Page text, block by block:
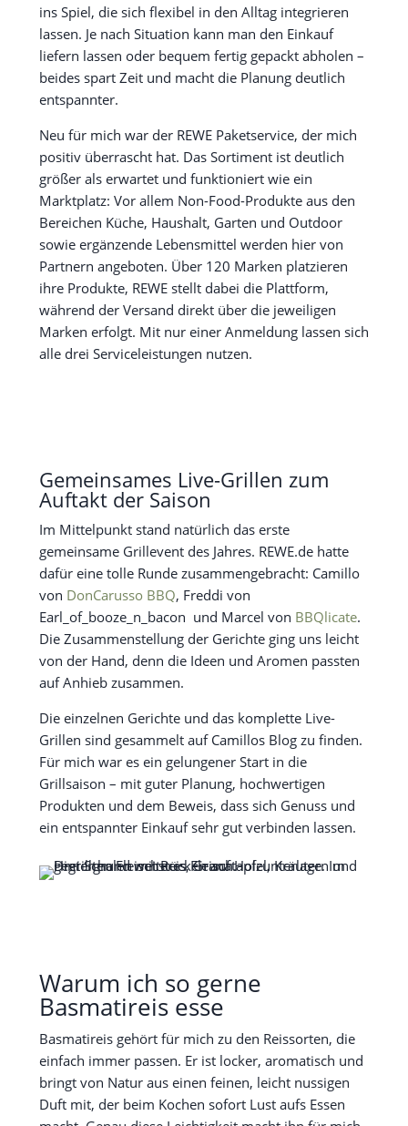
ins Spiel, die sich flexibel in den Alltag integrieren
lassen. Je nach Situation kann man den Einkauf
liefern lassen oder bequem fertig gepackt abholen –
beides spart Zeit und macht die Planung deutlich
entspannter.
Neu für mich war der REWE Paketservice, der mich
positiv überrascht hat. Das Sortiment ist deutlich
größer als erwartet und funktioniert wie ein
Marktplatz: Vor allem Non-Food-Produkte aus den
Bereichen Küche, Haushalt, Garten und Outdoor
sowie ergänzende Lebensmittel werden hier von
Partnern angeboten. Über 120 Marken platzieren
ihre Produkte, REWE stellt dabei die Plattform,
während der Versand direkt über die jeweiligen
Marken erfolgt. Mit nur einer Anmeldung lassen sich
alle drei Serviceleistungen nutzen.
Gemeinsames Live-Grillen zum
Auftakt der Saison
Im Mittelpunkt stand natürlich das erste
gemeinsame Grillevent des Jahres. REWE.de hatte
dafür eine tolle Runde zusammengebracht: Camillo
von DonCarusso BBQ, Freddi von
Earl_of_booze_n_bacon und Marcel von BBQlicate.
Die Zusammenstellung der Gerichte ging uns leicht
von der Hand, denn die Ideen und Aromen passten
auf Anhieb zusammen.
Die einzelnen Gerichte und das komplette Live-
Grillen sind gesammelt auf Camillos Blog zu finden.
Für mich war es ein gelungener Start in die
Grillsaison – mit guter Planung, hochwertigen
Produkten und dem Beweis, dass sich Genuss und
ein entspannter Einkauf sehr gut verbinden lassen.
Warum ich so gerne
Basmatireis esse
Basmatireis gehört für mich zu den Reissorten, die
einfach immer passen. Er ist locker, aromatisch und
bringt von Natur aus einen feinen, leicht nussigen
Duft mit, der beim Kochen sofort Lust aufs Essen